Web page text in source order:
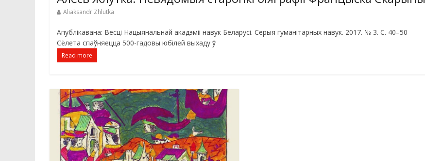
Aliaksandr Zhlutka
Апублікавана: Весці Нацыянальнай акадэміі навук Беларусі. Серыя гуманітарных навук. 2017. № 3. С. 40–50
Сёлета спаўняецца 500-гадовы юбілей выхаду ў
Read more